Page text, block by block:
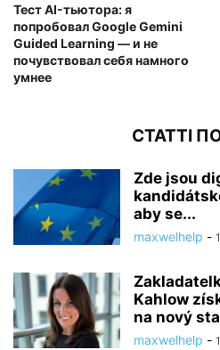
Тест AI-тьютора: я
попробовал Google Gemini
Guided Learning — и не
почувствовал себя намного
умнее
СТАТТІ
Zde jsou
aby se...
maxwelhelp -
Kahlow
na nový
maxwelhelp -